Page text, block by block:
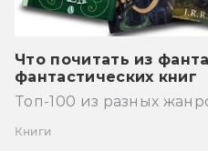
Что почитать из
фантастических книг
Топ-100 из разных
Книги